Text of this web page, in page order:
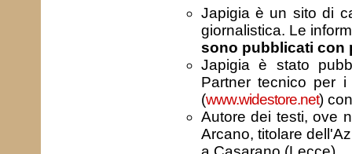
Japigia è un sito di
giornalistica. Le
sono pubblicati con
Japigia è stato
Partner tecnico per
(www.widestore.net)
Autore dei testi, ove
Arcano, titolare